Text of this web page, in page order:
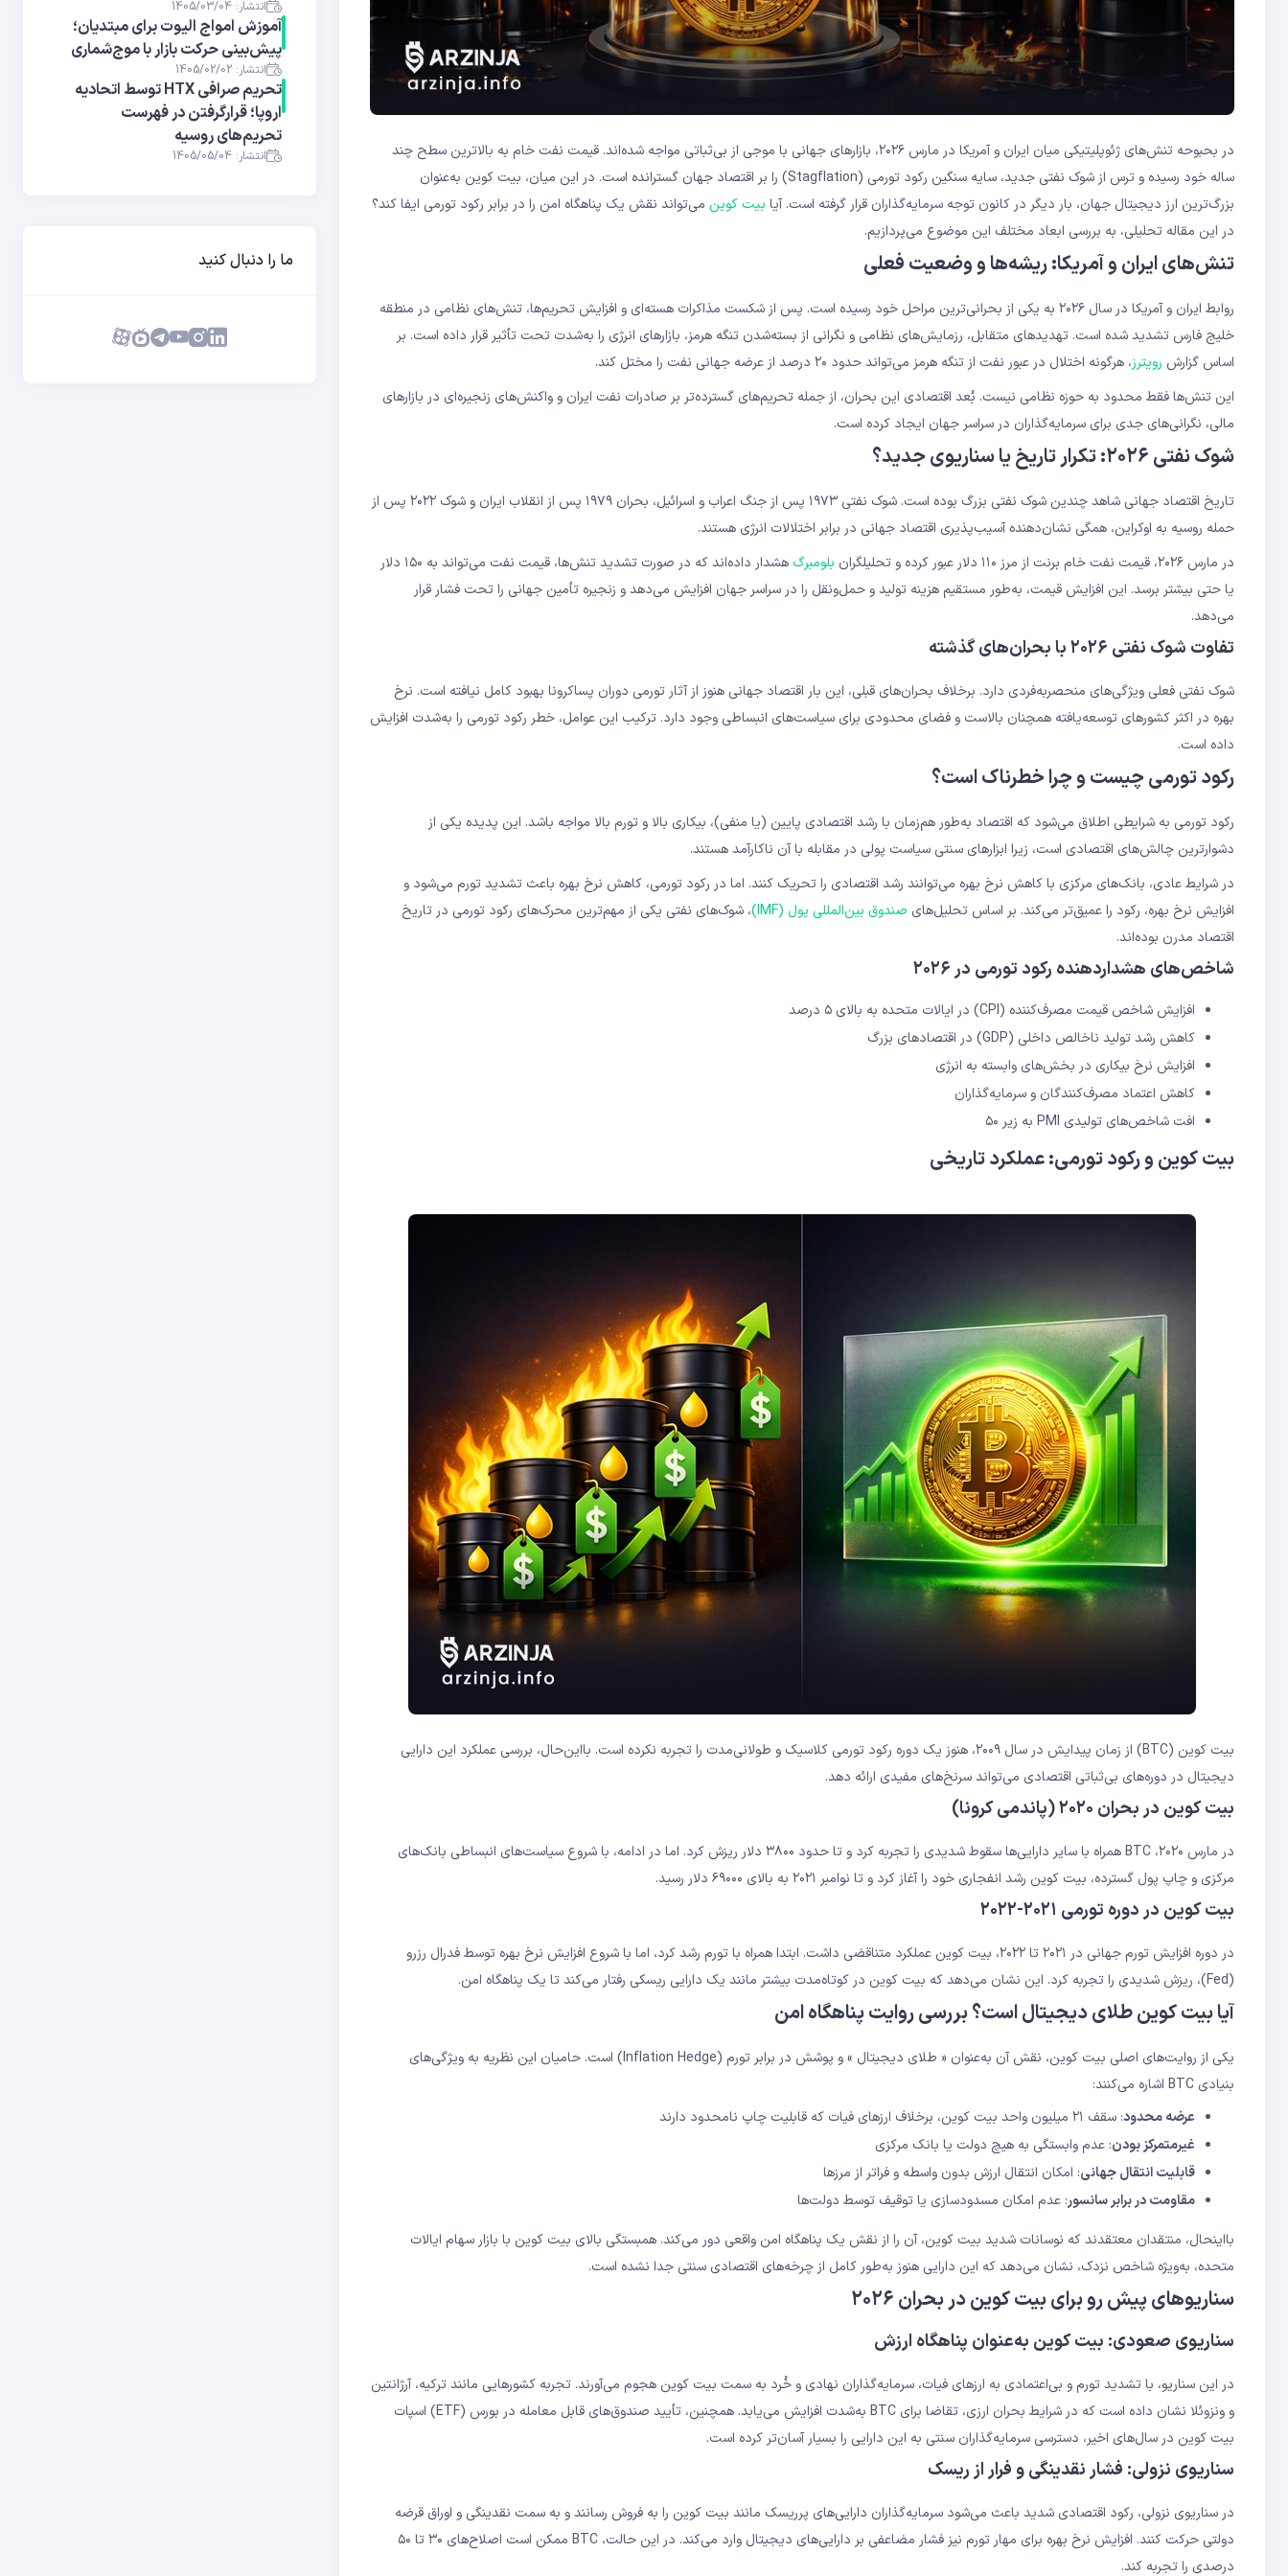
در بحبوحه تنش‌های ژئوپلیتیکی میان ایران و آمریکا در مارس ۲۰۲۶، بازارهای جهانی با موجی از بی‌ثباتی مواجه شده‌اند. قیمت نفت خام به بالاترین سطح چند
ساله خود رسیده و ترس از شوک نفتی جدید، سایه سنگین رکود تورمی (Stagflation) را بر اقتصاد جهان گسترانده است. در این میان، بیت کوین به‌عنوان
بزرگ‌ترین ارز دیجیتال جهان، بار دیگر در کانون توجه سرمایه‌گذاران قرار گرفته است. آیا بیت کوین می‌تواند نقش یک پناهگاه امن را در برابر رکود تورمی ایفا کند؟
در این مقاله تحلیلی، به بررسی ابعاد مختلف این موضوع می‌پردازیم.
تنش‌های ایران و آمریکا: ریشه‌ها و وضعیت فعلی
روابط ایران و آمریکا در سال ۲۰۲۶ به یکی از بحرانی‌ترین مراحل خود رسیده است. پس از شکست مذاکرات هسته‌ای و افزایش تحریم‌ها، تنش‌های نظامی در منطقه
خلیج فارس تشدید شده است. تهدیدهای متقابل، رزمایش‌های نظامی و نگرانی از بسته‌شدن تنگه هرمز، بازارهای انرژی را به‌شدت تحت تأثیر قرار داده است. بر
اساس گزارش رویترز، هرگونه اختلال در عبور نفت از تنگه هرمز می‌تواند حدود ۲۰ درصد از عرضه جهانی نفت را مختل کند.
این تنش‌ها فقط محدود به حوزه نظامی نیست. بُعد اقتصادی این بحران، از جمله تحریم‌های گسترده‌تر بر صادرات نفت ایران و واکنش‌های زنجیره‌ای در بازارهای
مالی، نگرانی‌های جدی برای سرمایه‌گذاران در سراسر جهان ایجاد کرده است.
شوک نفتی ۲۰۲۶: تکرار تاریخ یا سناریوی جدید؟
تاریخ اقتصاد جهانی شاهد چندین شوک نفتی بزرگ بوده است. شوک نفتی ۱۹۷۳ پس از جنگ اعراب و اسرائیل، بحران ۱۹۷۹ پس از انقلاب ایران و شوک ۲۰۲۲ پس از
حمله روسیه به اوکراین، همگی نشان‌دهنده آسیب‌پذیری اقتصاد جهانی در برابر اختلالات انرژی هستند.
در مارس ۲۰۲۶، قیمت نفت خام برنت از مرز ۱۱۰ دلار عبور کرده و تحلیلگران
بلومبرگ
هشدار داده‌اند که در صورت تشدید تنش‌ها، قیمت نفت می‌تواند به ۱۵۰ دلار
یا حتی بیشتر برسد. این افزایش قیمت، به‌طور مستقیم هزینه تولید و حمل‌ونقل را در سراسر جهان افزایش می‌دهد و زنجیره تأمین جهانی را تحت فشار قرار
می‌دهد.
تفاوت شوک نفتی ۲۰۲۶ با بحران‌های گذشته
شوک نفتی فعلی ویژگی‌های منحصربه‌فردی دارد. برخلاف بحران‌های قبلی، این بار اقتصاد جهانی هنوز از آثار تورمی دوران پساکرونا بهبود کامل نیافته است. نرخ
بهره در اکثر کشورهای توسعه‌یافته همچنان بالاست و فضای محدودی برای سیاست‌های انبساطی وجود دارد. ترکیب این عوامل، خطر رکود تورمی را به‌شدت افزایش
داده است.
رکود تورمی چیست و چرا خطرناک است؟
رکود تورمی به شرایطی اطلاق می‌شود که اقتصاد به‌طور هم‌زمان با رشد اقتصادی پایین (یا منفی)، بیکاری بالا و تورم بالا مواجه باشد. این پدیده یکی از
دشوارترین چالش‌های اقتصادی است، زیرا ابزارهای سنتی سیاست پولی در مقابله با آن ناکارآمد هستند.
در شرایط عادی، بانک‌های مرکزی با کاهش نرخ بهره می‌توانند رشد اقتصادی را تحریک کنند. اما در رکود تورمی، کاهش نرخ بهره باعث تشدید تورم می‌شود و
افزایش نرخ بهره، رکود را عمیق‌تر می‌کند. بر اساس تحلیل‌های صندوق بین‌المللی پول (IMF)
، شوک‌های نفتی یکی از مهم‌ترین محرک‌های رکود تورمی در تاریخ
اقتصاد مدرن بوده‌اند.
شاخص‌های هشداردهنده رکود تورمی در ۲۰۲۶
افزایش شاخص قیمت مصرف‌کننده (CPI) در ایالات متحده به بالای ۵ درصد
کاهش رشد تولید ناخالص داخلی (GDP) در اقتصادهای بزرگ
افزایش نرخ بیکاری در بخش‌های وابسته به انرژی
کاهش اعتماد مصرف‌کنندگان و سرمایه‌گذاران
افت شاخص‌های تولیدی PMI به زیر ۵۰
بیت کوین و رکود تورمی: عملکرد تاریخی
بیت کوین (BTC) از زمان پیدایش در سال ۲۰۰۹، هنوز یک دوره رکود تورمی کلاسیک و طولانی‌مدت را تجربه نکرده است. بااین‌حال، بررسی عملکرد این دارایی
دیجیتال در دوره‌های بی‌ثباتی اقتصادی می‌تواند سرنخ‌های مفیدی ارائه دهد.
بیت کوین در بحران ۲۰۲۰ (پاندمی کرونا)
در مارس ۲۰۲۰، BTC همراه با سایر دارایی‌ها سقوط شدیدی را تجربه کرد و تا حدود ۳۸۰۰ دلار ریزش کرد. اما در ادامه، با شروع سیاست‌های انبساطی بانک‌های
مرکزی و چاپ پول گسترده، بیت کوین رشد انفجاری خود را آغاز کرد و تا نوامبر ۲۰۲۱ به بالای ۶۹۰۰۰ دلار رسید.
بیت کوین در دوره تورمی ۲۰۲۱-۲۰۲۲
در دوره افزایش تورم جهانی در ۲۰۲۱ تا ۲۰۲۲، بیت کوین عملکرد متناقضی داشت. ابتدا همراه با تورم رشد کرد، اما با شروع افزایش نرخ بهره توسط فدرال رزرو
(Fed)، ریزش شدیدی را تجربه کرد. این نشان می‌دهد که بیت کوین در کوتاه‌مدت بیشتر مانند یک دارایی ریسکی رفتار می‌کند تا یک پناهگاه امن.
آیا بیت کوین طلای دیجیتال است؟ بررسی روایت پناهگاه امن
یکی از روایت‌های اصلی بیت کوین، نقش آن به‌عنوان « طلای دیجیتال » و پوشش در برابر تورم (Inflation Hedge) است. حامیان این نظریه به ویژگی‌های
بنیادی BTC اشاره می‌کنند:
عرضه محدود: سقف ۲۱ میلیون واحد بیت کوین، برخلاف ارزهای فیات که قابلیت چاپ نامحدود دارند
غیرمتمرکز بودن: عدم وابستگی به هیچ دولت یا بانک مرکزی
قابلیت انتقال جهانی: امکان انتقال ارزش بدون واسطه و فراتر از مرزها
مقاومت در برابر سانسور: عدم امکان مسدودسازی یا توقیف توسط دولت‌ها
بااین‎حال، منتقدان معتقدند که نوسانات شدید بیت کوین، آن را از نقش یک پناهگاه امن واقعی دور می‌کند. همبستگی بالای بیت کوین با بازار سهام ایالات
متحده، به‌ویژه شاخص نزدک، نشان می‌دهد که این دارایی هنوز به‌طور کامل از چرخه‌های اقتصادی سنتی جدا نشده است.
سناریوهای پیش‌ رو برای بیت کوین در بحران ۲۰۲۶
سناریوی صعودی: بیت کوین به‌عنوان پناهگاه ارزش
در این سناریو، با تشدید تورم و بی‌اعتمادی به ارزهای فیات، سرمایه‌گذاران نهادی و خُرد به سمت بیت کوین هجوم می‌آورند. تجربه کشورهایی مانند ترکیه، آرژانتین
و ونزوئلا نشان داده است که در شرایط بحران ارزی، تقاضا برای BTC به‌شدت افزایش می‌یابد. همچنین، تأیید صندوق‌های قابل معامله در بورس (ETF) اسپات
بیت کوین در سال‌های اخیر، دسترسی سرمایه‌گذاران سنتی به این دارایی را بسیار آسان‌تر کرده است.
سناریوی نزولی: فشار نقدینگی و فرار از ریسک
در سناریوی نزولی، رکود اقتصادی شدید باعث می‌شود سرمایه‌گذاران دارایی‌های پرریسک مانند بیت کوین را به فروش رسانند و به سمت نقدینگی و اوراق قرضه
دولتی حرکت کنند. افزایش نرخ بهره برای مهار تورم نیز فشار مضاعفی بر دارایی‌های دیجیتال وارد می‌کند. در این حالت، BTC ممکن است اصلاح‌های ۳۰ تا ۵۰
درصدی را تجربه کند.
انتشار: 1405/03/04
آموزش امواج الیوت برای مبتدیان؛
پیش‌بینی حرکت بازار با موج‌شماری
انتشار: 1405/02/02
تحریم صرافی HTX توسط اتحادیه
اروپا؛ قرارگرفتن در فهرست
تحریم‌های روسیه
انتشار: 1405/05/04
ما را دنبال کنید